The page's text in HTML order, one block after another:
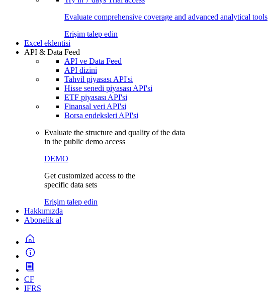
Evaluate comprehensive coverage and advanced analytical tools
Erişim talep edin
Excel eklentisi
API & Data Feed
API ve Data Feed
API dizini
Tahvil piyasası API'si
Hisse senedi piyasası API'si
ETF piyasası API'si
Finansal veri API'si
Borsa endeksleri API'si
Evaluate the structure and quality of the data
in the public demo access
DEMO
Get customized access to the
specific data sets
Erişim talep edin
Hakkımızda
Abonelik al
CF
IFRS